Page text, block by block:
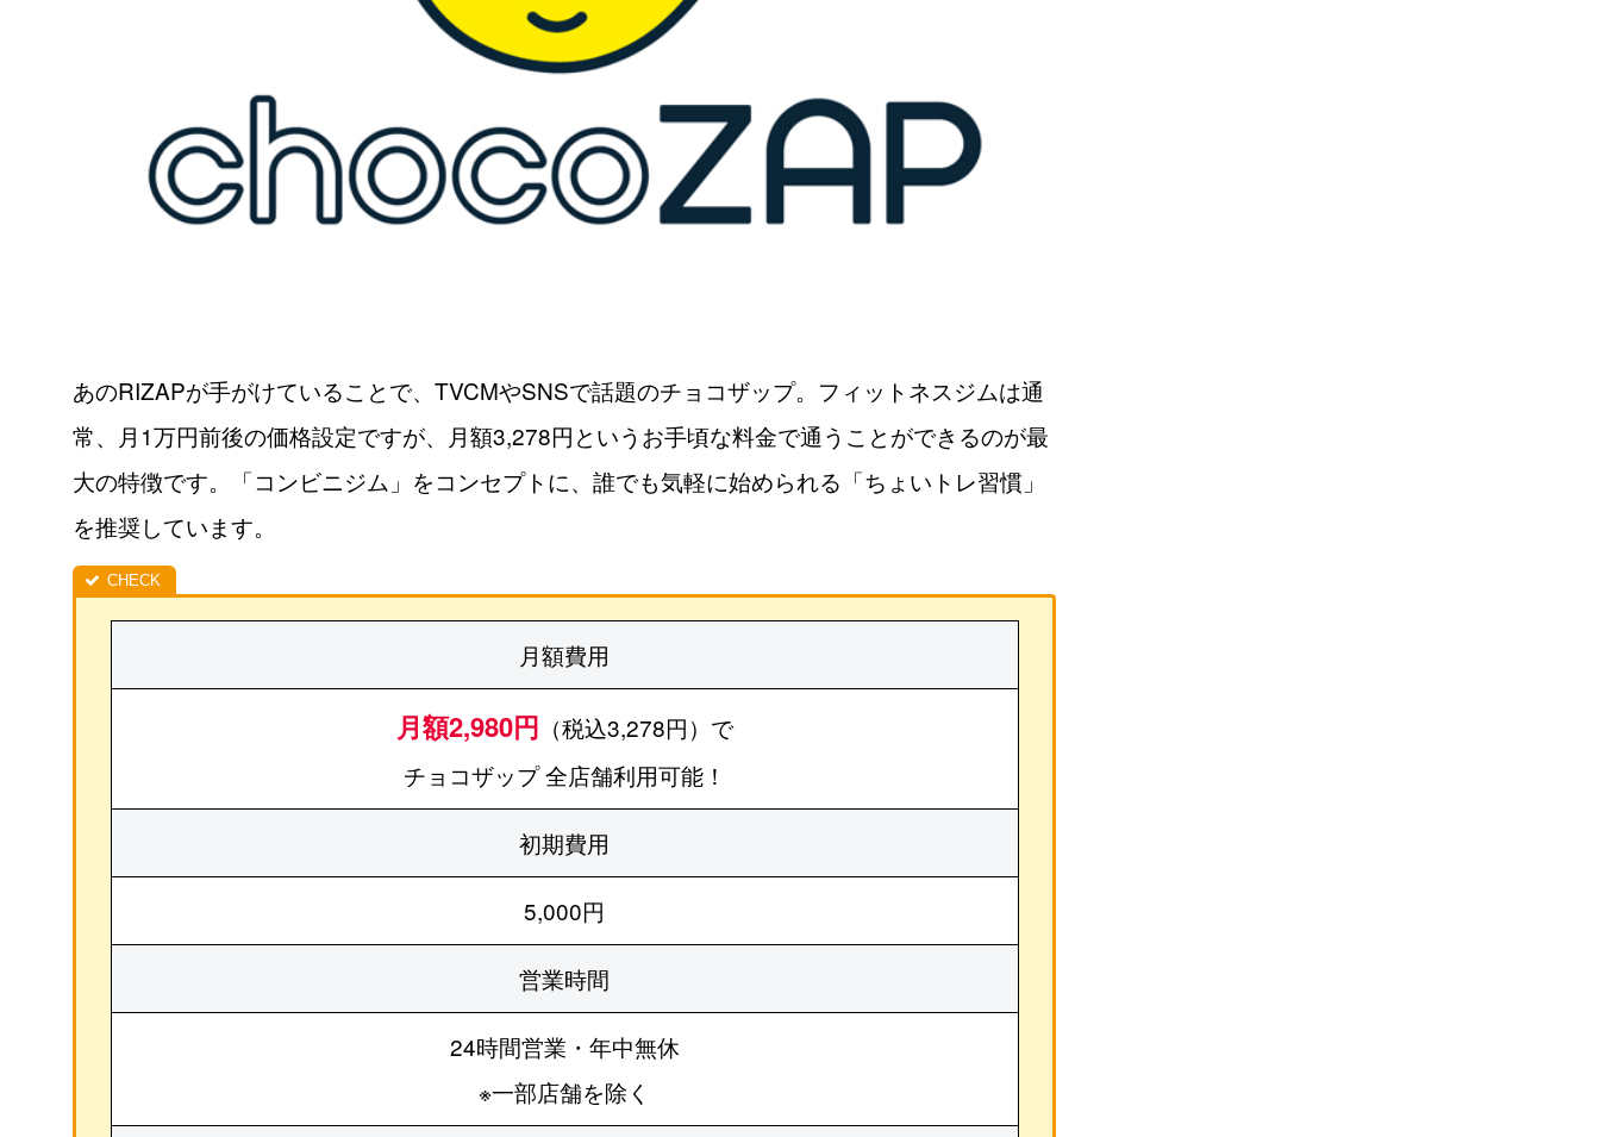
あのRIZAPが手がけていることで、TVCMやSNSで話題のチョコザップ。フィットネスジムは通
常、月1万円前後の価格設定ですが、月額3,278円というお手頃な料金で通うことができるのが最
大の特徴です。「コンビニジム」をコンセプトに、誰でも気軽に始められる「ちょいトレ習慣」
を推奨しています。
月額費用
月額2,980円 （税込3,278円）で
チョコザップ 全店舗利用可能！
初期費用
5,000円
営業時間
24時間営業・年中無休
※一部店舗を除く